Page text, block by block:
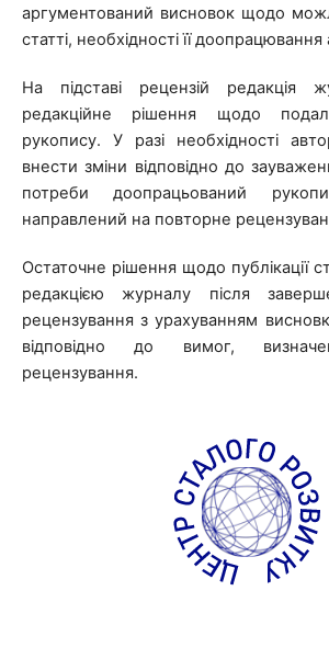
аргументований висновок щодо
статті, необхідності її
На підставі рецензій редакція
редакційне рішення щодо
рукопису. У разі необхідності
внести зміни відповідно до
потреби доопрацьований
направлений на повторне
Остаточне рішення щодо публікації
редакцією журналу після
рецензування з урахуванням
відповідно до вимог,
рецензування.